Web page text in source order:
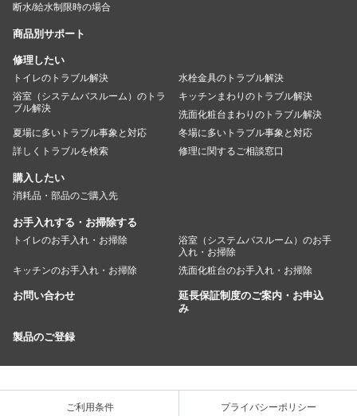
断水/給水制限時の場合
商品別サポート
修理したい
トイレのトラブル解決
水栓金具のトラブル解決
浴室（システムバスルーム）のトラ
ブル解決
キッチンまわりのトラブル解決
洗面化粧台まわりのトラブル解決
夏場に多いトラブル事象と対応
冬場に多いトラブル事象と対応
詳しくトラブルを検索
修理に関するご相談窓口
購入したい
消耗品・部品のご購入先
お手入れする・お掃除する
トイレのお手入れ・お掃除
浴室（システムバスルーム）のお手
入れ・お掃除
キッチンのお手入れ・お掃除
洗面化粧台のお手入れ・お掃除
お問い合わせ
延長保証制度のご案内・お申込
み
製品のご登録
ご利用条件 プライバシーポリシー